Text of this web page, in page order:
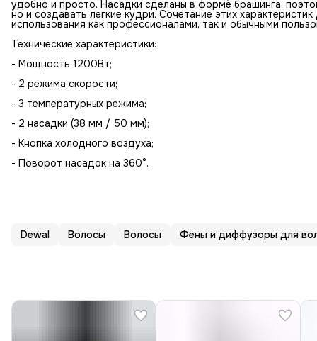
удобно и просто. Насадки сделаны в форме брашинга,
но и создавать легкие кудри. Сочетание этих
использования как профессионалами, так и обычными
Технические характеристики:
- Мощность 1200Вт;
- 2 режима скорости;
- 3 температурных режима;
- 2 насадки (38 мм / 50 мм);
- Кнопка холодного воздуха;
- Поворот насадок на 360°.
Dewal Волосы Волосы Фены и диффузоры для